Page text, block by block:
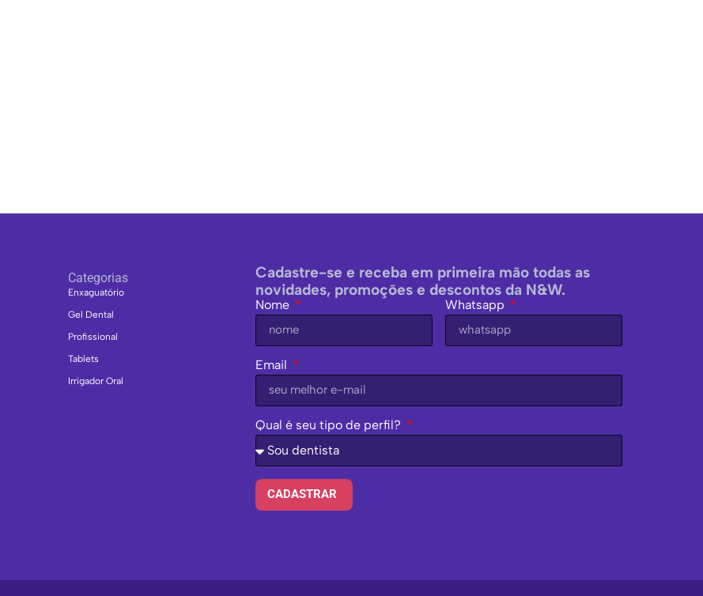
Categorias
Enxaguatório
Gel Dental
Profissional
Tablets
Irrigador Oral
Cadastre-se e receba em primeira mão todas as
novidades, promoções e descontos da N&W.
Nome Whatsapp
Email
Qual é seu tipo de perfil?
CADASTRAR